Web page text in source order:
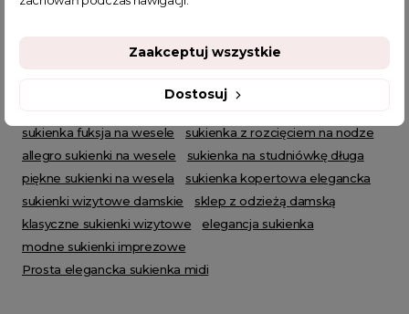
sukienki balowe
tanie sukienki na wesele
sukienka fuksja na wesele
sukienka z rozcięciem na nodze
allegro sukienki na wesele
sukienka na studniówkę długa
piękne sukienki na wesela
sukienka kopertowa elegancka
sukienki wizytowe damskie
sklep z odzieżą damską
klasyczne sukienki wizytowe
elegancja sukienka
modne sukienki imprezowe
Prosta elegancka sukienka midi
Dostosuj
Zaakceptuj wszystkie